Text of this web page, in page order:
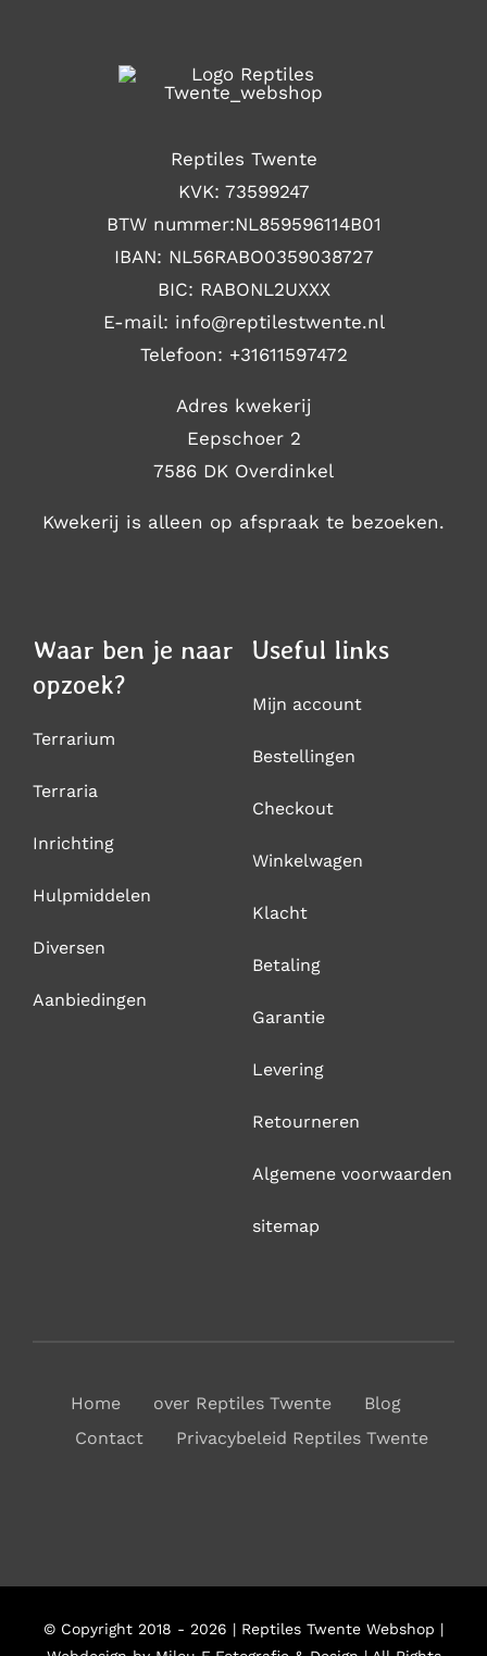
Reptiles Twente
KVK: 73599247
BTW nummer:NL859596114B01
IBAN: NL56RABO0359038727
BIC: RABONL2UXXX
E-mail: info@reptilestwente.nl
Telefoon: +31611597472
Adres kwekerij
Eepschoer 2
7586 DK Overdinkel
Kwekerij is alleen op afspraak te bezoeken.
Waar ben je naar
opzoek?
Terrarium
Terraria
Inrichting
Hulpmiddelen
Diversen
Aanbiedingen
Useful links
Mijn account
Bestellingen
Checkout
Winkelwagen
Klacht
Betaling
Garantie
Levering
Retourneren
Algemene voorwaarden
sitemap
Home over Reptiles Twente
Blog
Contact
Privacybeleid Reptiles Twente
© Copyright 2018 - 2026 | Reptiles Twente Webshop |